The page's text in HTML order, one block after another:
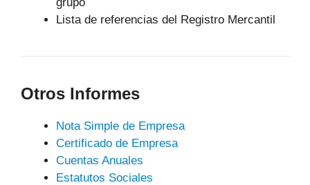
Lista de referencias del Registro Mercantil
Otros Informes
Nota Simple de Empresa
Certificado de Empresa
Cuentas Anuales
Estatutos Sociales